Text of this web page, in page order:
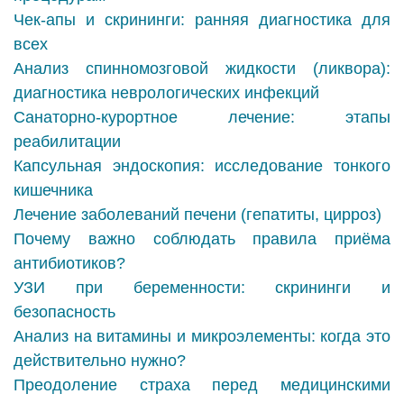
Чек-апы и скрининги: ранняя диагностика для
всех
Анализ спинномозговой жидкости (ликвора):
диагностика неврологических инфекций
Санаторно-курортное лечение: этапы
реабилитации
Капсульная эндоскопия: исследование тонкого
кишечника
Лечение заболеваний печени (гепатиты, цирроз)
Почему важно соблюдать правила приёма
антибиотиков?
УЗИ при беременности: скрининги и
безопасность
Анализ на витамины и микроэлементы: когда это
действительно нужно?
Преодоление страха перед медицинскими